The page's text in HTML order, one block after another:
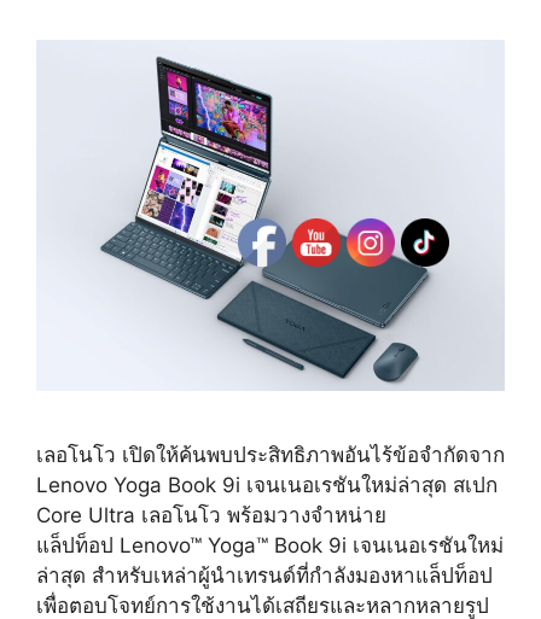
เลอโนโว เปิดให้ค้นพบประสิทธิภาพอันไร้ข้อจำกัดจาก
Lenovo Yoga Book 9i เจนเนอเรชันใหม่ล่าสุด สเปก
Core Ultra เลอโนโว พร้อมวางจำหน่าย
แล็ปท็อป Lenovo™ Yoga™ Book 9i เจนเนอเรชันใหม่
ล่าสุด สำหรับเหล่าผู้นำเทรนด์ที่กำลังมองหาแล็ปท็อป
เพื่อตอบโจทย์การใช้งานได้เสถียรและหลากหลายรูป